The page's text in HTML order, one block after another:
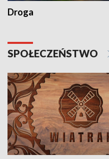
Droga
SPOŁECZEŃSTWO